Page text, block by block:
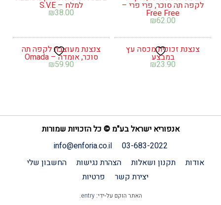
לקפה תה סוכר, פרי פרי –
Free Free
₪62.00
למלח – S.V.E
₪38.00
צנצנת זכוכית מכסה עץ
במבצע
₪23.90
צנצנת מעוצבת לקפה תה
סוכר, אומדה – Omada
₪59.90
אנפוריא ישראל בע"מ © כל הזכויות שמורות
03-683-2022
info@enforia.co.il
אודות
תקנון ושאלות הצהרת נגישות
החשבון שלי
יצירת קשר
פרטיות
האתר הוקם על-ידי:entry
.